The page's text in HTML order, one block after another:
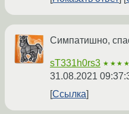
Симпатишно,
sT331h0rs3
31.08.2021
Ссылка